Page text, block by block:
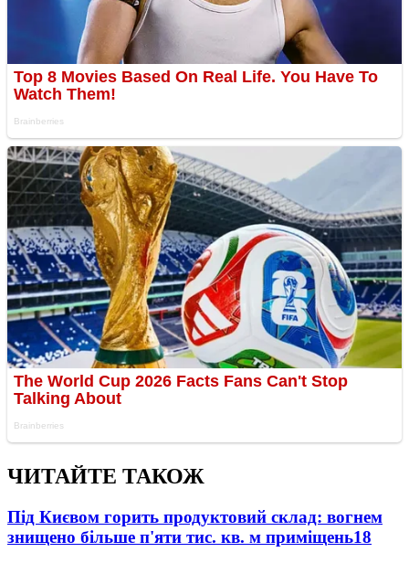
ЧИТАЙТЕ ТАКОЖ
Під Києвом горить продуктовий склад: вогнем
знищено більше п'яти тис. кв. м приміщень18